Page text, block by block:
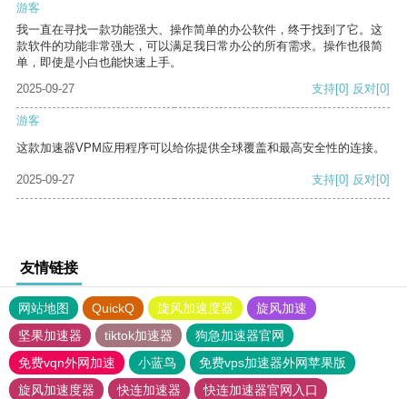
游客
我一直在寻找一款功能强大、操作简单的办公软件，终于找到了它。这
款软件的功能非常强大，可以满足我日常办公的所有需求。操作也很简
单，即使是小白也能快速上手。
2025-09-27
支持[0] 反对[0]
游客
这款加速器VPM应用程序可以给你提供全球覆盖和最高安全性的连接。
2025-09-27 支持[0] 反对[0]
友情链接
网站地图 QuickQ 旋风加速度器
旋风加速
坚果加速器
tiktok加速器
狗急加速器官网
免费vqn外网加速
小蓝鸟
免费vps加速器外网苹果版
旋风加速度器
快连加速器
快连加速器官网入口